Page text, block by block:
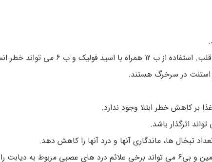
جلوگیری از انسداد دوباره رگ ها پس از بالن گذاری سرخرگ قلب. استفاده از ب
استنت در سرخرگ هستند.